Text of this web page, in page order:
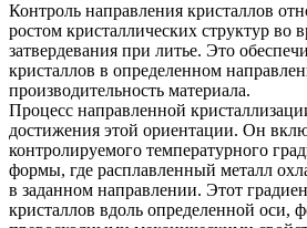
Контроль направления кристаллов
ростом кристаллических структур во
затвердевания при литье. Это
кристаллов в определенном
производительность материала.
Процесс направленной
достижения этой ориентации. Он
контролируемого температурного
формы, где расплавленный металл
в заданном направлении. Этот
кристаллов вдоль определенной оси,